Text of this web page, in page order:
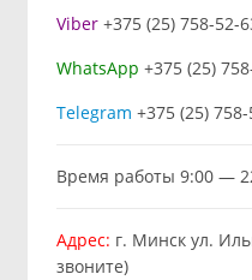
Viber+375 (25) 758-52-
WhatsApp +375 (25)
Telegram +375 (25)
Время работы 9:00 —
Адрес: г. Минск ул.
звоните)